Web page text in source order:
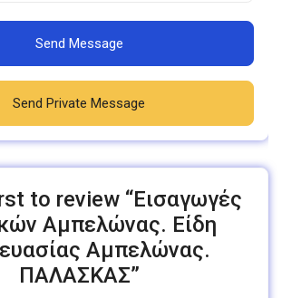
Send Message
Send Private Message
to review “Εισαγωγές
Αμπελώνας. Είδη
Αμπελώνας.
ΠΑΛΑΣΚΑΣ”